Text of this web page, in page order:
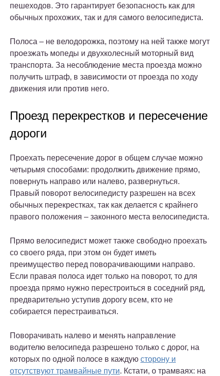
пешеходов. Это гарантирует безопасность как для
обычных прохожих, так и для самого велосипедиста.
Полоса – не велодорожка, поэтому на ней также могут
проезжать мопеды и двухколесный моторный вид
транспорта. За несоблюдение места проезда можно
получить штраф, в зависимости от проезда по ходу
движения или против него.
Проезд перекрестков и пересечение
дороги
Проехать пересечение дорог в общем случае можно
четырьмя способами: продолжить движение прямо,
повернуть направо или налево, развернуться.
Правый поворот велосипедисту разрешен на всех
обычных перекрестках, так как делается с крайнего
правого положения – законного места велосипедиста.
Прямо велосипедист может также свободно проехать
со своего ряда, при этом он будет иметь
преимущество перед поворачивающими направо.
Если правая полоса идет только на поворот, то для
проезда прямо нужно перестроиться в соседний ряд,
предварительно уступив дорогу всем, кто не
собирается перестраиваться.
Поворачивать налево и менять направление
водителю велосипеда разрешено только с дорог, на
которых по одной полосе в каждую сторону и
отсутствуют трамвайные пути. Кстати, о трамваях: на